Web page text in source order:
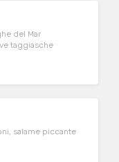
del Mar
taggiasche
salame piccante